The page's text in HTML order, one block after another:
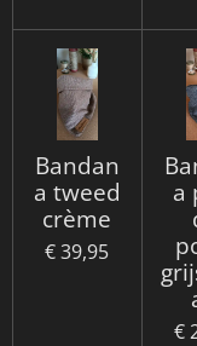
Bandan
a tweed
crème
€ 39,95
a
€